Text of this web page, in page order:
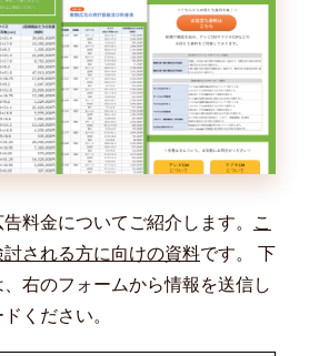
料金についてご紹介します。
こ
される方に向けの資料です。 下
右のフォームから情報を送信し
ください。